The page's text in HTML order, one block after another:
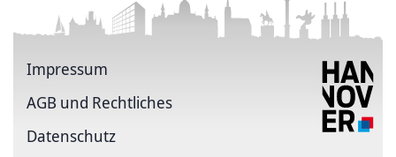
Impressum
AGB und Rechtliches
Datenschutz